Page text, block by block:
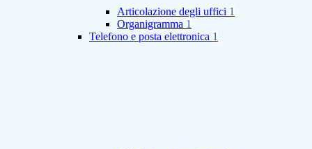
Articolazione degli uffici 1
Organigramma 1
Telefono e posta elettronica 1